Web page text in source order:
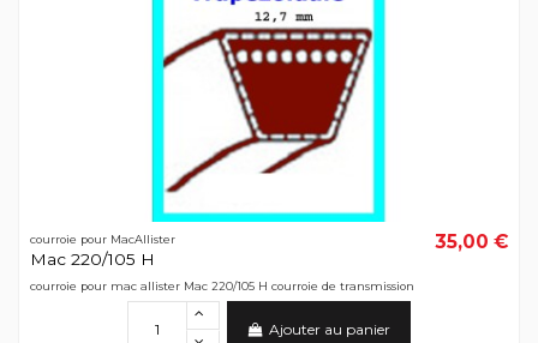
courroie pour MacAllister
Mac 220/105 H
35,00 €
courroie pour mac allister Mac 220/105 H courroie de transmission
Ajouter au panier